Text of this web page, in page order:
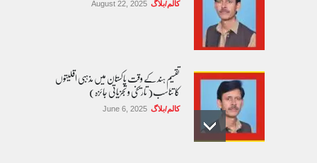
کالم/بلاگ August 22, 2025
تقسیم ہند کے وقت پاکستان میں مذہبی اقلیتوں
کا تناسب( تاریخی و تجزیاتی جائزہ)
کالم/بلاگ June 6, 2025